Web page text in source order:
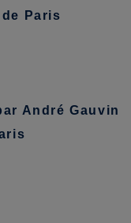
Paris
André Gauvin